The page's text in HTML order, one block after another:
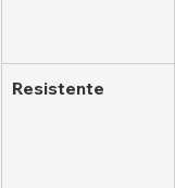
Resistente